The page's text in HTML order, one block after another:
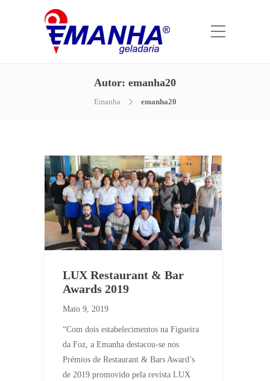
Autor: emanha20
Emanha emanha20
LUX Restaurant & Bar
Awards 2019
Maio 9, 2019
“Com dois estabelecimentos na Figueira
da Foz, a Emanha destacou-se nos
Prémios de Restaurant & Bars Award’s
de 2019 promovido pela revista LUX